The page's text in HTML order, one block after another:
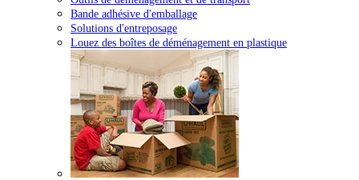
Bande adhésive d'emballage
Solutions d'entreposage
Louez des boîtes de déménagement en plastique